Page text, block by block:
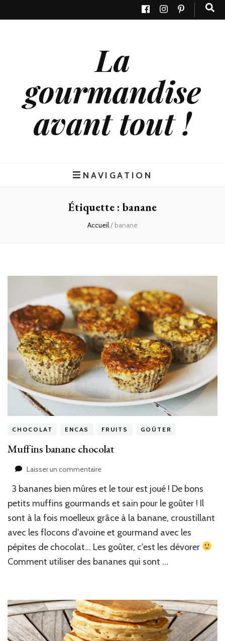
La
gourmandise
avant tout !
NAVIGATION
Étiquette : banane
Accueil/ banane
CHOCOLAT ENCAS FRUITS GOÛTER
Muffins banane chocolat
Laisser un commentairesur
banane
chocolat
3 bananes bien mûres et le tour est joué ! De bons
petits muffins gourmands et sain pour le goûter ! Il
sont à la fois moelleux grâce à la banane, croustillant
avec les flocons d'avoine et gourmand avec les
pépites de chocolat… Les goûter, c'est les dévorer
Comment utiliser des bananes qui sont …